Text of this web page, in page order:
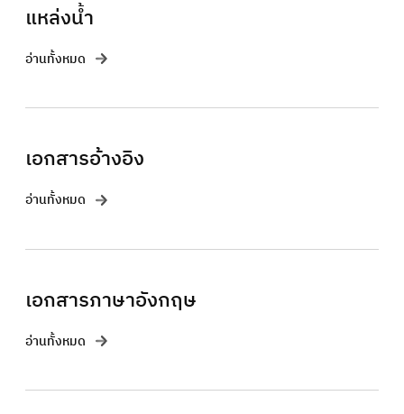
แหล่งน้ำ
อ่านทั้งหมด
เอกสารอ้างอิง
อ่านทั้งหมด
เอกสารภาษาอังกฤษ
อ่านทั้งหมด